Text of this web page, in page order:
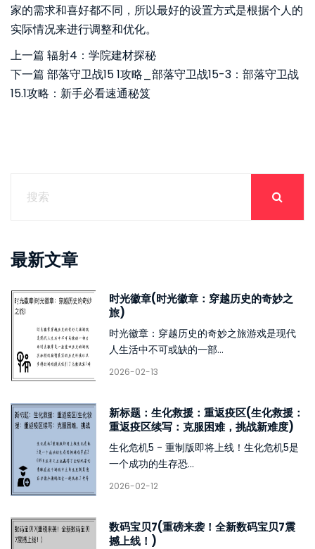
家的需求和喜好都不同，所以最好的设置方式是根据个人的
实际情况来进行调整和优化。
上一篇 辐射4：学院建材探秘
下一篇 部落守卫战15 1攻略_部落守卫战15-3：部落守卫战
15.1攻略：新手必看速通秘笈
最新文章
时光徽章(时光徽章：穿越历史的奇妙之
旅)
时光徽章：穿越历史的奇妙之旅游戏是现代
人生活中不可或缺的一部...
2026-02-13
新标题：生化救援：重返疫区(生化救援：
重返疫区续写：克服困难，挑战新难度)
生化危机5 - 重制版即将上线！生化危机5是
一个成功的生存恐...
2026-02-12
数码宝贝7(重磅来袭！全新数码宝贝7震
撼上线！)